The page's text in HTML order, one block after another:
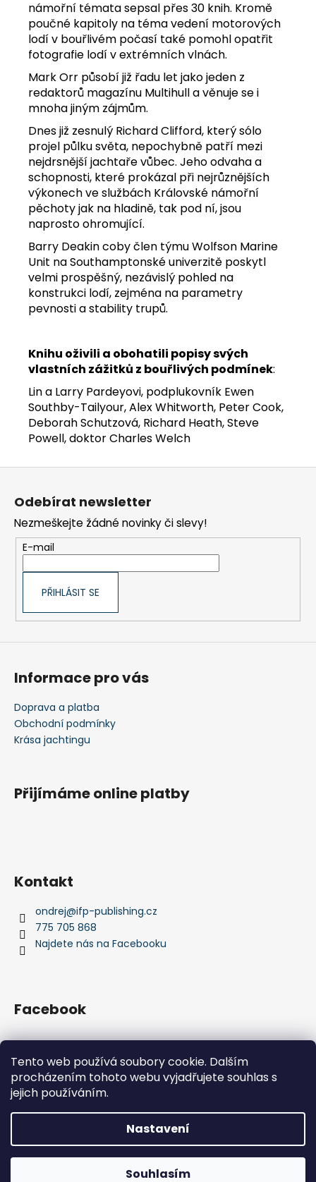
Tento web používá soubory cookie. Dalším
procházením tohoto webu vyjadřujete souhlas s
jejich používáním.
Nastavení
Souhlasím
Ve dnech 10.8. - 14.8 máme celoredakční dovolenou a Vaši
námořní témata sepsal přes 30 knih. Kromě
poučné kapitoly na téma vedení motorových
lodí v bouřlivém počasí také pomohl opatřit
fotografie lodí v extrémních vlnách.
Mark Orr působí již řadu let jako jeden z
redaktorů magazínu Multihull a věnuje se i
mnoha jiným zájmům.
Dnes již zesnulý Richard Clifford, který sólo
projel půlku světa, nepochybně patří mezi
nejdrsnější jachtaře vůbec. Jeho odvaha a
schopnosti, které prokázal při nejrůznějších
výkonech ve službách Královské námořní
pěchoty jak na hladině, tak pod ní, jsou
naprosto ohromující.
Barry Deakin coby člen týmu Wolfson Marine
Unit na Southamptonské univerzitě poskytl
velmi prospěšný, nezávislý pohled na
konstrukci lodí, zejména na parametry
pevnosti a stability trupů.
Knihu oživili a obohatili popisy svých
vlastních zážitků z bouřlivých podmínek:
Lin a Larry Pardeyovi, podplukovník Ewen
Southby-Tailyour, Alex Whitworth, Peter Cook,
Deborah Schutzová, Richard Heath, Steve
Powell, doktor Charles Welch
Z
Odebírat newsletter
Nezmeškejte žádné novinky či slevy!
E-mail
PŘIHLÁSIT SE
Informace pro vás
Doprava a platba
Obchodní podmínky
Krása jachtingu
Přijímáme online platby
Kontakt
ondrej@ifp-publishing.cz
775 705 868
Najdete nás na Facebooku
Facebook
IFP Publishing Krása jachtingu
IFP Publishing. Všechna práva vyhrazena.